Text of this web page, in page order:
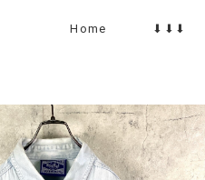
Home ⬇︎⬇︎⬇︎